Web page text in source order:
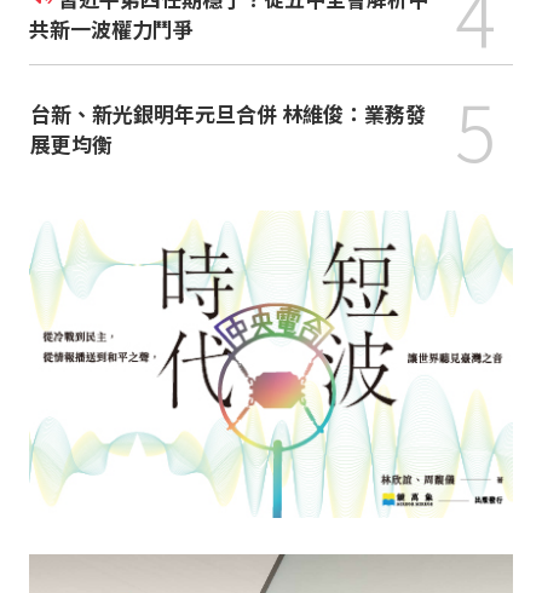
共新一波權力鬥爭
台新、新光銀明年元旦合併 林維俊：業務發
展更均衡
5